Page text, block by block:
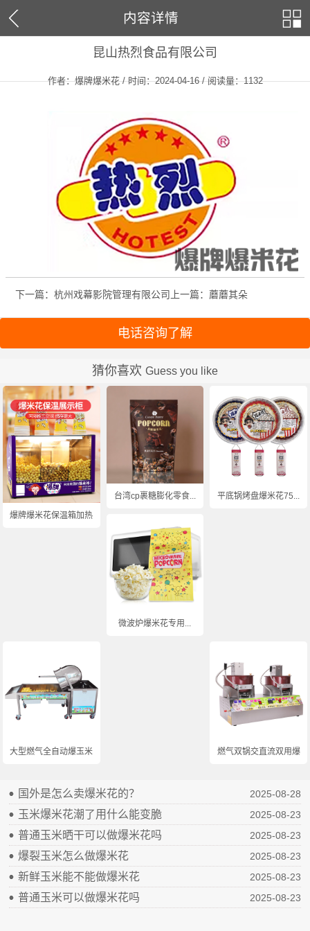
内容详情
昆山热烈食品有限公司
作者：爆牌爆米花 / 时间：2024-04-16 / 阅读量：1132
上一篇：蘑蘑其朵
下一篇：杭州戏幕影院管理有限公司
电话咨询了解
猜你喜欢 Guess you like
爆牌爆米花保温箱加热...
台湾cp裹糖膨化零食... 平底锅烤盘爆米花75...
微波炉爆米花专用...
大型燃气全自动爆玉米... 燃气双锅交直流双用爆...
国外是怎么卖爆米花的？ 2025-08-28
玉米爆米花潮了用什么能变脆 2025-08-23
普通玉米晒干可以做爆米花吗 2025-08-23
爆裂玉米怎么做爆米花 2025-08-23
新鲜玉米能不能做爆米花 2025-08-23
普通玉米可以做爆米花吗 2025-08-23